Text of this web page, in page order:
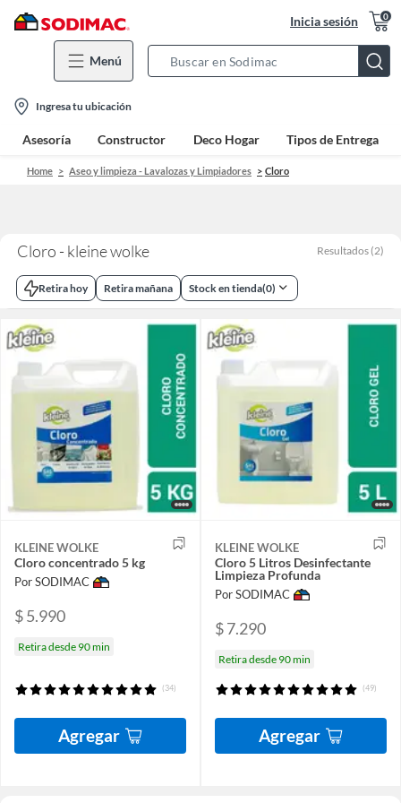
Inicia sesión 0
Menú
Bar
location-
icon
Ingresa tu ubicación
Asesoría Constructor Deco Hogar Tipos de Entrega
Home Aseo y limpieza - Lavalozas y Limpiadores Cloro
Cloro - kleine wolke Resultados (2)
Retira hoy Retira mañana Stock en tienda(0)
KLEINE WOLKE
Cloro concentrado 5 kg
Por SODIMAC
$ 5.990
Retira desde 90 min
(34)
Agregar
KLEINE WOLKE
Cloro 5 Litros Desinfectante
Limpieza Profunda
Por SODIMAC
$ 7.290
Retira desde 90 min
(49)
Agregar